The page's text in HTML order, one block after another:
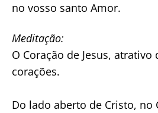
no vosso santo Amor.
Meditação:
O Coração de Jesus, atrativo
corações.
Do lado aberto de Cristo, no